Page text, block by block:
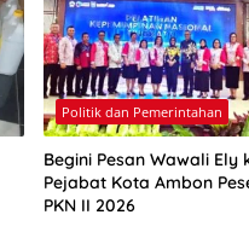
Politik dan Pemerintahan
Begini Pesan Wawali Ely
Pejabat Kota Ambon
PKN II 2026